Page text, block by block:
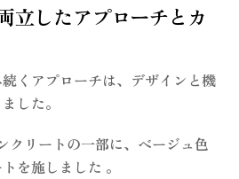
立したアプローチとカ
くアプローチは、デザインと機
した。
クリートの一部に、ベージュ色
を施しました 。